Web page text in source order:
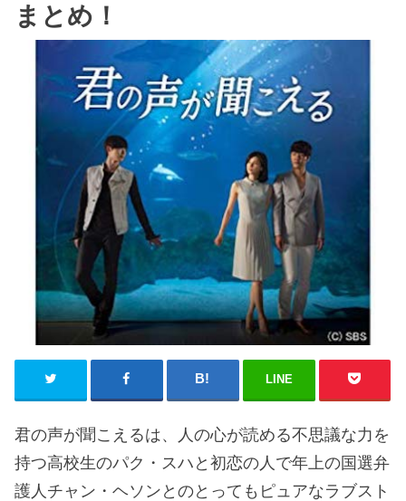
まとめ！
LINE
君の声が聞こえるは、人の心が読める不思議な力を
持つ高校生のパク・スハと初恋の人で年上の国選弁
護人チャン・ヘソンとのとってもピュアなラブスト